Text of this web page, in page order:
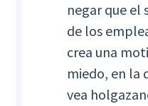
negar que
de los
crea una
miedo, en la
vea